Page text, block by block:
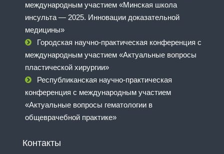
международным участием «Минская школа
инсульта — 2025. Инновации доказательной
медицины»
Городская научно-практическая конференция с
международным участием «Актуальные вопросы
пластической хирургии»
Республиканская научно-практическая
конференция с международным участием
«Актуальные вопросы гематологии в
общеврачебной практике»
Контакты